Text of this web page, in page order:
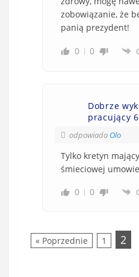
zobowiązanie, że
panią prezydent!
0 0
Dobrze
pracujący
odpowiada Olo
Tylko kretyn
śmieciowej
0
0
« Poprzednie 1 2